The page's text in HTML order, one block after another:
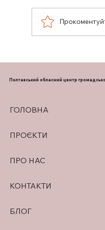
ГОЛОВНА
ПРОЄКТИ
ПРО НАС
КОНТАКТИ
БЛОГ
Полтавський обласний центр